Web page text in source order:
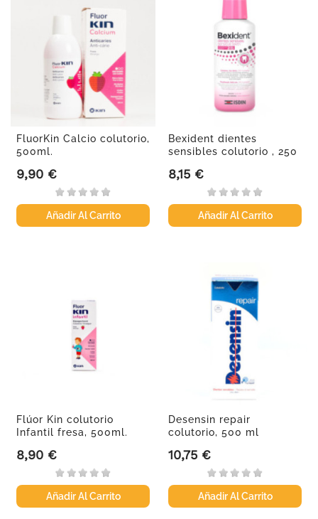
FluorKin Calcio colutorio,
500ml.
Precio
9,90 €
Añadir Al Carrito
Bexident dientes
sensibles colutorio , 250
Precio
8,15 €
Añadir Al Carrito
Flúor Kin colutorio
Infantil fresa, 500ml.
Precio
8,90 €
Añadir Al Carrito
Desensin repair
colutorio, 500 ml
Precio
10,75 €
Añadir Al Carrito